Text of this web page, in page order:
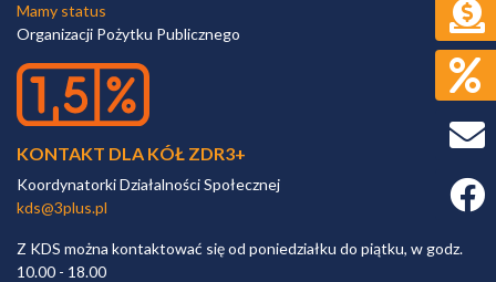
Mamy status
Organizacji Pożytku Publicznego
KONTAKT DLA KÓŁ ZDR3+
Koordynatorki Działalności Społecznej
kds@3plus.pl
Z KDS można kontaktować się od poniedziałku do piątku, w godz.
10.00 - 18.00